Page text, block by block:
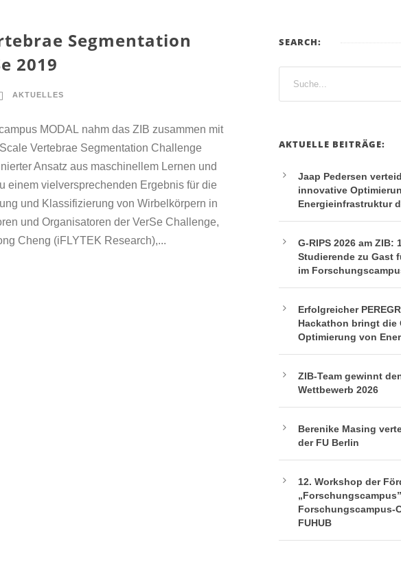
Segmentation
2019
AKTUELLES
MODAL nahm das ZIB zusammen mit
Vertebrae Segmentation Challenge
Ansatz aus maschinellem Lernen und
einem vielversprechenden Ergebnis für die
und Klassifizierung von Wirbelkörpern in
und Organisatoren der VerSe Challenge,
Cheng (iFLYTEK Research),...
SEARCH:
AKTUELLE BEITRÄGE:
Jaap Pedersen
innovative
Energieinfrastruktur
G-RIPS 2026 am ZIB:
Studierende zu Gast
im
Erfolgreicher
Hackathon bringt die
Optimierung von
ZIB-Team gewinnt
Wettbewerb 2026
Berenike Masing
der FU Berlin
12. Workshop der
Forschungscampus-
FUHUB